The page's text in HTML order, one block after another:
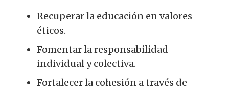
Recuperar la educación en valores
éticos.
Fomentar la responsabilidad
individual y colectiva.
Fortalecer la cohesión a través de